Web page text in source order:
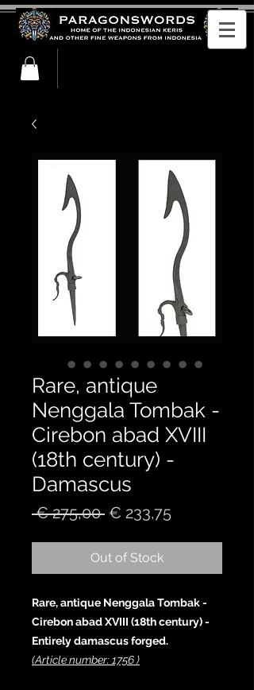
Rare, antique
Nenggala Tombak -
Cirebon abad XVIII
(18th century) -
Damascus
€ 275,00 Regular
€ 233,75Sale
Out of Stock
Rare, antique Nenggala Tombak -
Cirebon abad XVIII (18th century) -
Entirely damascus forged.
(Article number: 1756 )